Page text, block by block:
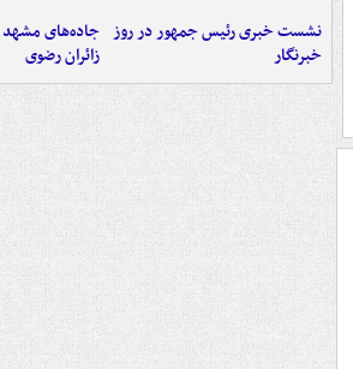
نشست خبری رئیس جمهور در روز
خبرنگار
جاده‌های مشهد
زائران رضوی